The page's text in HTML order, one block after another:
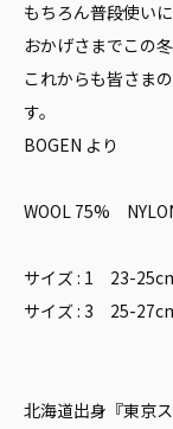
もちろん普段使いに
おかげさまでこの
これからも皆さま
す。
BOGEN より
WOOL 75%
サイズ : 1 23-
サイズ : 3 25-
北海道出身『東京